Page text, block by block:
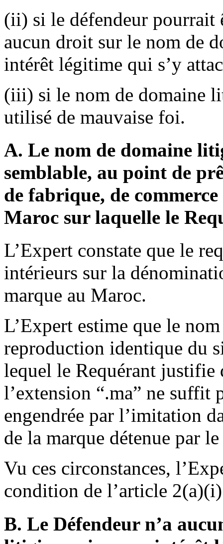
(ii) si le défendeur pourrait
aucun droit sur le nom de
intérêt légitime qui s’y
(iii) si le nom de domaine
utilisé de mauvaise foi.
A. Le nom de domaine
semblable, au point de
de fabrique, de
Maroc sur laquelle le
L’Expert constate que le
intérieurs sur la
marque au Maroc.
L’Expert estime que le
reproduction identique du
lequel le Requérant justifie
l’extension “.ma” ne suffit
engendrée par l’imitation
de la marque détenue par
Vu ces circonstances,
condition de l’article
B. Le Défendeur n’a